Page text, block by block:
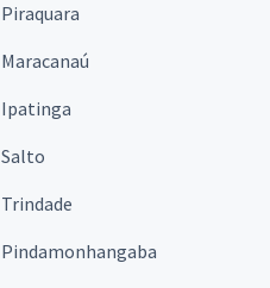
Piraquara
Maracanaú
Ipatinga
Salto
Trindade
Pindamonhangaba